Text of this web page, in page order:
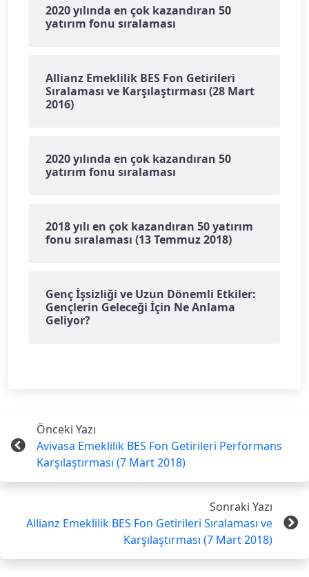
2020 yılında en çok kazandıran 50
yatırım fonu sıralaması
Allianz Emeklilik BES Fon Getirileri
Sıralaması ve Karşılaştırması (28 Mart
2016)
2020 yılında en çok kazandıran 50
yatırım fonu sıralaması
2018 yılı en çok kazandıran 50 yatırım
fonu sıralaması (13 Temmuz 2018)
Genç İşsizliği ve Uzun Dönemli Etkiler:
Gençlerin Geleceği İçin Ne Anlama
Geliyor?
Önceki Yazı
Avivasa Emeklilik BES Fon Getirileri Performans
Karşılaştırması (7 Mart 2018)
Sonraki Yazı
Allianz Emeklilik BES Fon Getirileri Sıralaması ve
Karşılaştırması (7 Mart 2018)